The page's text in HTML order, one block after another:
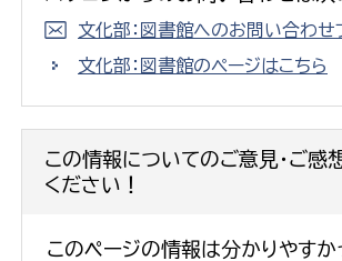
文化部：図書館へのお問い合わせ
文化部：図書館のページはこちら
この情報についてのご意見・ご感
ください！
このページの情報は分かりやすか